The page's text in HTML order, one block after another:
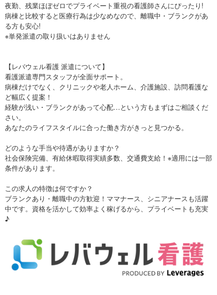
夜勤、残業ほぼゼロでプライベート重視の看護師さんにぴったり!
病棟と比較すると医療行為は少なめなので、離職中・ブランクがあ
る方も安心!
※単発派遣の取り扱いはありません
【レバウェル看護 派遣について】
看護派遣専門スタッフが全面サポート。
病棟だけでなく、クリニックや老人ホーム、介護施設、訪問看護な
ど幅広く提案！
経験が浅い・ブランクがあって心配…という方もまずはご相談くだ
さい。
あなたのライフスタイルに合った働き方がきっと見つかる。
どのような手当や待遇がありますか？
社会保険完備、有給休暇取得実績多数、交通費支給！※適用には一部
条件があります。
この求人の特徴は何ですか？
ブランクあり・離職中の方歓迎！ママナース、シニアナースも活躍
中です。資格を活かして効率よく稼げるから、プライベートも充実
♪